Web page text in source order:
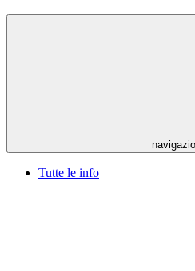
Tutte le info